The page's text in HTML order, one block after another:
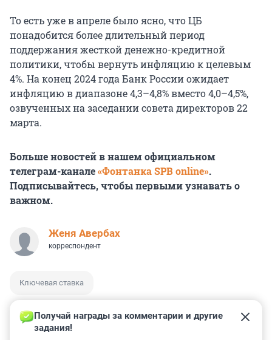
То есть уже в апреле было ясно, что ЦБ
понадобится более длительный период
поддержания жесткой денежно-кредитной
политики, чтобы вернуть инфляцию к целевым
4%. На конец 2024 года Банк России ожидает
инфляцию в диапазоне 4,3–4,8% вместо 4,0–4,5%,
озвученных на заседании совета директоров 22
марта.
Больше новостей в нашем официальном
телеграм-канале«Фонтанка SPB online».
Подписывайтесь, чтобы первыми узнавать о
важном.
Женя Авербах
корреспондент
Ключевая ставка
Получай награды за комментарии и другие
задания!